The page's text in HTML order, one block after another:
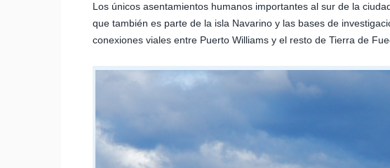
Los únicos asentamientos humanos importantes al sur de la
que también es parte de la isla Navarino y las bases de
conexiones viales entre Puerto Williams y el resto de Tierra de